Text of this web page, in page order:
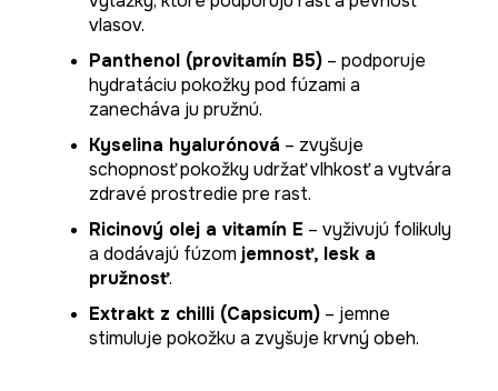
vlasov.
Panthenol (provitamín B5) – podporuje
hydratáciu pokožky pod fúzami a
zanecháva ju pružnú.
Kyselina hyalurónová – zvyšuje
schopnosť pokožky udržať vlhkosť a vytvára
zdravé prostredie pre rast.
Ricinový olej a vitamín E – vyživujú folikuly
a dodávajú fúzom jemnosť, lesk a
pružnosť.
Extrakt z chilli (Capsicum) – jemne
stimuluje pokožku a zvyšuje krvný obeh.